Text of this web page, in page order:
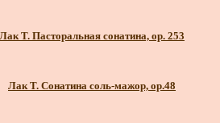
Лак Т. Пасторальная сонатина, ор. 253
Лак Т. Сонатина соль-мажор, ор.48